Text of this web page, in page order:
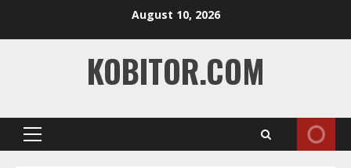
August 10, 2026
KOBITOR.COM
Primary